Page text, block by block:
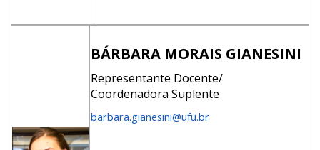
BÁRBARA MORAIS GIANESINI
Representante Docente/
Coordenadora Suplente
barbara.gianesini@ufu.br